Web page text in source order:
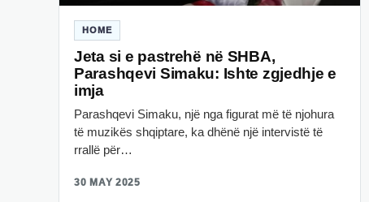
HOME
Jeta si e pastrehë në SHBA,
Parashqevi Simaku: Ishte zgjedhje e
imja
Parashqevi Simaku, një nga figurat më të njohura
të muzikës shqiptare, ka dhënë një intervistë të
rrallë për…
30 MAY 2025